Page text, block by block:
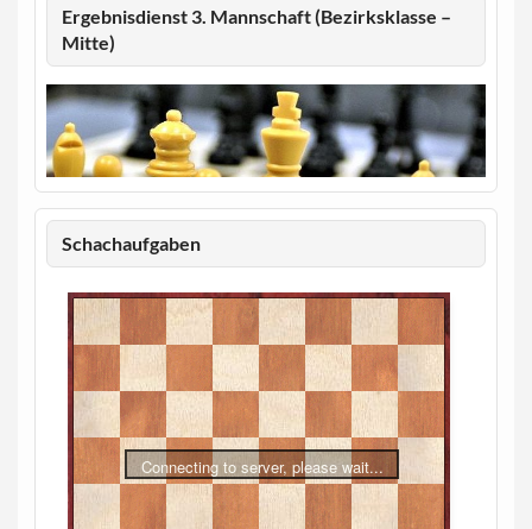
Ergebnisdienst 3. Mannschaft (Bezirksklasse –
Mitte)
Schachaufgaben